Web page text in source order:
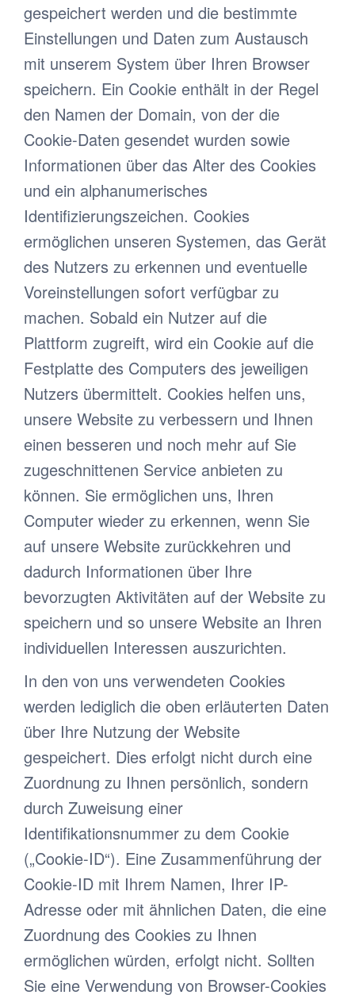
gespeichert werden und die bestimmte
Einstellungen und Daten zum Austausch
mit unserem System über Ihren Browser
speichern. Ein Cookie enthält in der Regel
den Namen der Domain, von der die
Cookie-Daten gesendet wurden sowie
Informationen über das Alter des Cookies
und ein alphanumerisches
Identifizierungszeichen. Cookies
ermöglichen unseren Systemen, das Gerät
des Nutzers zu erkennen und eventuelle
Voreinstellungen sofort verfügbar zu
machen. Sobald ein Nutzer auf die
Plattform zugreift, wird ein Cookie auf die
Festplatte des Computers des jeweiligen
Nutzers übermittelt. Cookies helfen uns,
unsere Website zu verbessern und Ihnen
einen besseren und noch mehr auf Sie
zugeschnittenen Service anbieten zu
können. Sie ermöglichen uns, Ihren
Computer wieder zu erkennen, wenn Sie
auf unsere Website zurückkehren und
dadurch Informationen über Ihre
bevorzugten Aktivitäten auf der Website zu
speichern und so unsere Website an Ihren
individuellen Interessen auszurichten.
In den von uns verwendeten Cookies
werden lediglich die oben erläuterten Daten
über Ihre Nutzung der Website
gespeichert. Dies erfolgt nicht durch eine
Zuordnung zu Ihnen persönlich, sondern
durch Zuweisung einer
Identifikationsnummer zu dem Cookie
(„Cookie-ID“). Eine Zusammenführung der
Cookie-ID mit Ihrem Namen, Ihrer IP-
Adresse oder mit ähnlichen Daten, die eine
Zuordnung des Cookies zu Ihnen
ermöglichen würden, erfolgt nicht. Sollten
Sie eine Verwendung von Browser-Cookies